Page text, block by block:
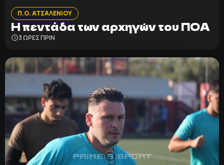
Π.Ο. ΑΤΣΑΛΕΝΙΟΥ
Η πεντάδα των αρχηγών του ΠΟΑ
3 ΩΡΕΣ ΠΡΙΝ